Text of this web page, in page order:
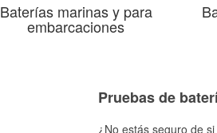
Baterías marinas y para
embarcaciones
Pruebas de
¿No estás seguro de